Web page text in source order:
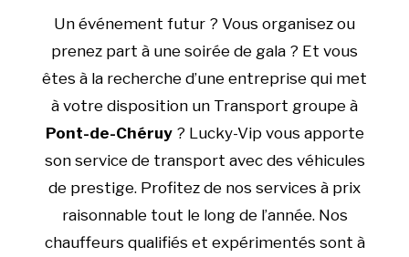
Un événement futur ? Vous organisez ou
prenez part à une soirée de gala ? Et vous
êtes à la recherche d’une entreprise qui met
à votre disposition un Transport groupe à
Pont-de-Chéruy? Lucky-Vip vous apporte
son service de transport avec des véhicules
de prestige. Profitez de nos services à prix
raisonnable tout le long de l’année. Nos
chauffeurs qualifiés et expérimentés sont à